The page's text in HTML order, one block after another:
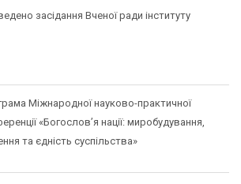
засідання Вченої ради інституту
Міжнародної науково-практичної
«Богослов’я нації: миробудування,
та єдність суспільства»